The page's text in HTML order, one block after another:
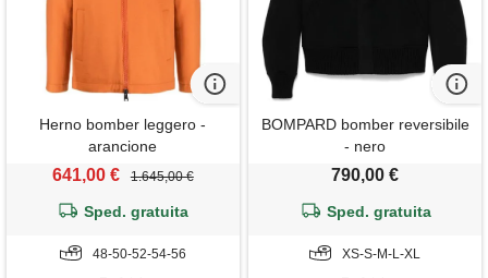
Herno bomber leggero -
arancione
641,00 € 1.645,00 €
Sped. gratuita
48-50-52-54-56
BOMPARD bomber reversibile
- nero
790,00 €
Sped. gratuita
XS-S-M-L-XL